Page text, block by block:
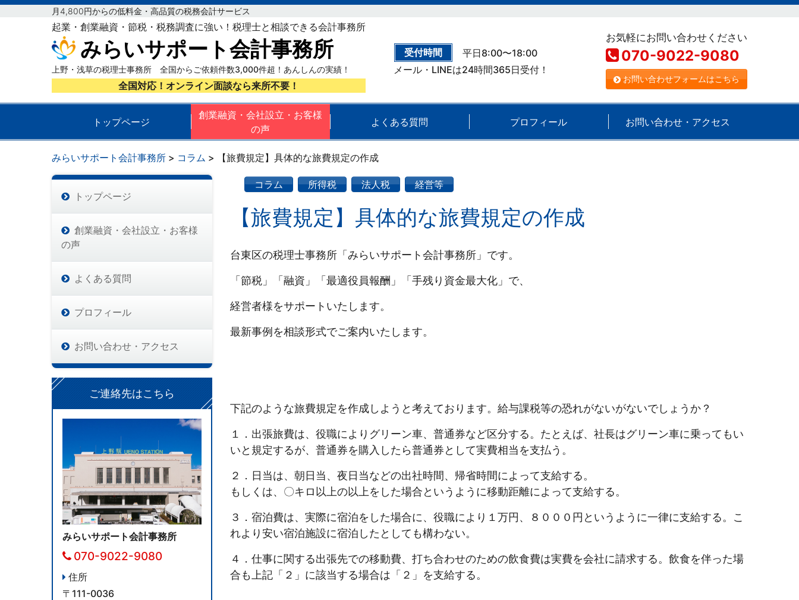
月4,800円からの低料金・高品質の税務会計サービス
起業・創業融資・節税・税務調査に強い！税理士と相談できる会計事務所
みらいサポート会計事務所
上野・浅草の税理士事務所 全国からご依頼件数3,000件超！あんしんの実績！
全国対応！オンライン面談なら来所不要！
受付時間
平日8:00〜18:00
メール・LINEは24時間365日受付！
お気軽にお問い合わせください
070-9022-9080
お問い合わせフォームはこちら
トップページ
創業融資・会社設立・お客様
の声
よくある質問 プロフィール お問い合わせ・アクセス
みらいサポート会計事務所 > コラム > 【旅費規定】具体的な旅費規定の作成
コラム 所得税 法人税 経営等
【旅費規定】具体的な旅費規定の作成
台東区の税理士事務所「みらいサポート会計事務所」です。
「節税」「融資」「最適役員報酬」「手残り資金最大化」で、
経営者様をサポートいたします。
最新事例を相談形式でご案内いたします。
下記のような旅費規定を作成しようと考えております。給与課税等の恐れがないがないでしょうか？
１．出張旅費は、役職によりグリーン車、普通券など区分する。たとえば、社長はグリーン車に乗ってもい
いと規定するが、普通券を購入したら普通券として実費相当を支払う。
２．日当は、朝日当、夜日当などの出社時間、帰省時間によって支給する。
もしくは、〇キロ以上の以上をした場合というように移動距離によって支給する。
３．宿泊費は、実際に宿泊をした場合に、役職により１万円、８０００円というように一律に支給する。こ
れより安い宿泊施設に宿泊したとしても構わない。
４．仕事に関する出張先での移動費、打ち合わせのための飲食費は実費を会社に請求する。飲食を伴った場
合も上記「２」に該当する場合は「２」を支給する。
トップページ
創業融資・会社設立・お客様
の声
よくある質問
プロフィール
お問い合わせ・アクセス
ご連絡先はこちら
みらいサポート会計事務所
070-9022-9080
住所
〒111-0036